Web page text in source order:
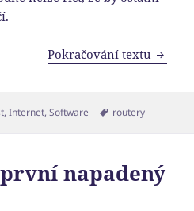
Pokračování textu
,Internet,Software Štítky:
routery
napadený